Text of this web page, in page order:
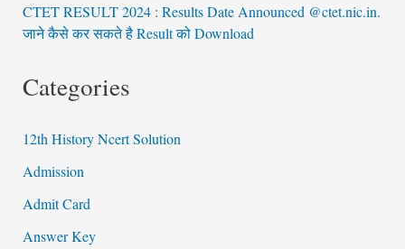
CTET RESULT 2024 : Results Date Announced @ctet.nic.in.
जाने कैसे कर सकते है Result को Download
Categories
12th History Ncert Solution
Admission
Admit Card
Answer Key